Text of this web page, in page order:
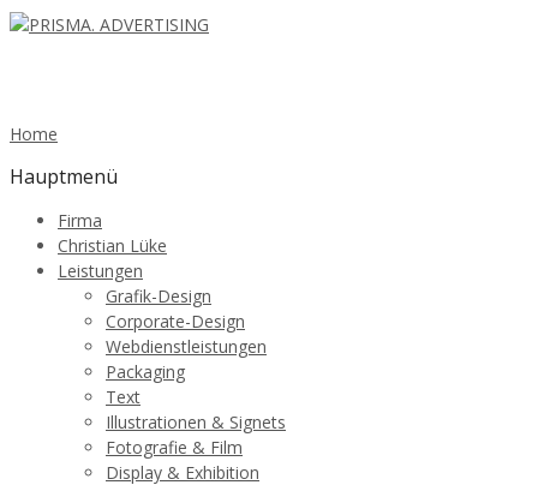
Home
Hauptmenü
Firma
Christian Lüke
Leistungen
Grafik-Design
Corporate-Design
Webdienstleistungen
Packaging
Text
Illustrationen & Signets
Fotografie & Film
Display & Exhibition